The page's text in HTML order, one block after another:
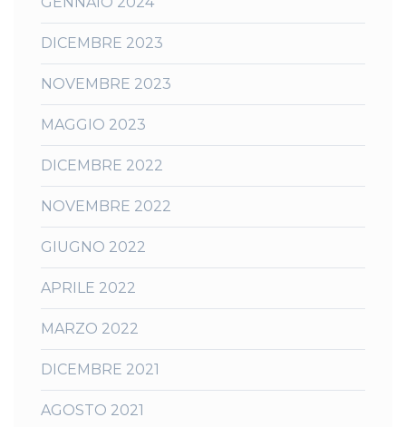
DICEMBRE 2023
NOVEMBRE 2023
MAGGIO 2023
DICEMBRE 2022
NOVEMBRE 2022
GIUGNO 2022
APRILE 2022
MARZO 2022
DICEMBRE 2021
AGOSTO 2021